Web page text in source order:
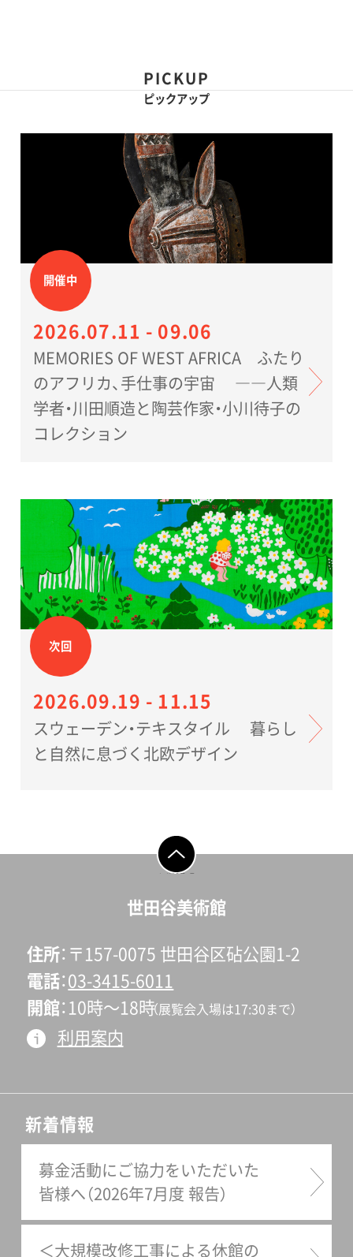
PICKUP
ピックアップ
開催中
2026.07.11 - 09.06
MEMORIES OF WEST AFRICA ふたり
のアフリカ、手仕事の宇宙 ――人類
学者・川田順造と陶芸作家・小川待子の
コレクション
次回
2026.09.19 - 11.15
スウェーデン・テキスタイル 暮らし
と自然に息づく北欧デザイン
ページの先頭へ戻
世田谷美術館
住所 〒157-0075 世田谷区砧公園1-2
電話 03-3415-6011
開館 10時〜18時（展覧会入場は17:30まで）
利用案内
新着情報
募金活動にご協力をいただいた
皆様へ（2026年7月度 報告）
＜大規模改修工事による休館の